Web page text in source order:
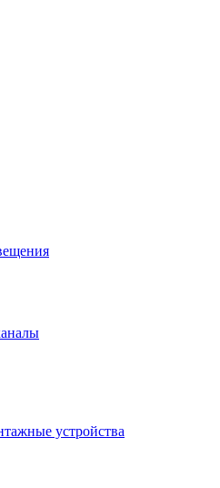
устройства